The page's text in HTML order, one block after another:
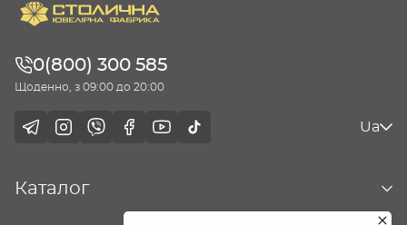
0(800) 300 585
Щоденно, з 09:00 до 20:00
Ua
Каталог